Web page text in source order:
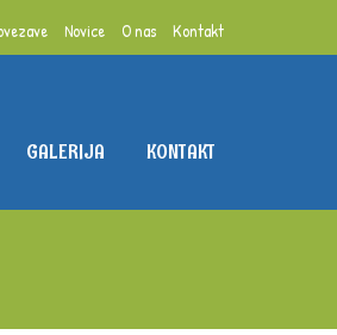
Novice O nas Kontakt
GALERIJA KONTAKT